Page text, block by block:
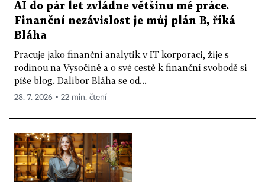
AI do pár let zvládne většinu mé práce.
Finanční nezávislost je můj plán B, říká
Bláha
Pracuje jako finanční analytik v IT korporaci, žije s
rodinou na Vysočině a o své cestě k finanční svobodě si
píše blog. Dalibor Bláha se od...
28. 7. 2026 ▪ 22 min. čtení